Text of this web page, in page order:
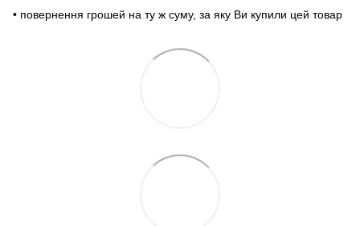
• повернення грошей на ту ж суму, за яку Ви купили цей товар